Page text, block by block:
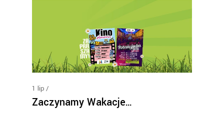
1 lip
Zaczynamy Wakacje…